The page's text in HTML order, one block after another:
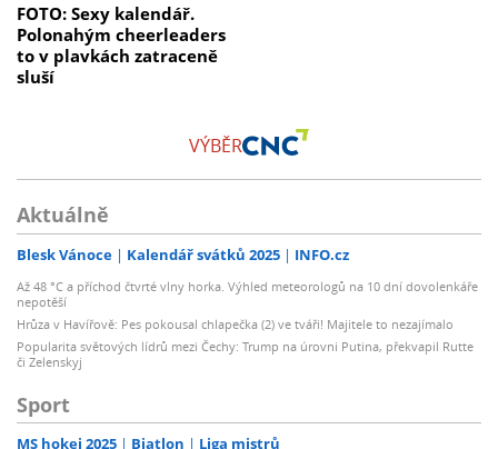
FOTO: Sexy kalendář.
Polonahým cheerleaders
to v plavkách zatraceně
sluší
VÝBĚR
Aktuálně
Blesk Vánoce Kalendář svátků 2025 INFO.cz
Až 48 °C a příchod čtvrté vlny horka. Výhled meteorologů na 10 dní dovolenkáře
nepotěší
Hrůza v Havířově: Pes pokousal chlapečka (2) ve tváři! Majitele to nezajímalo
Popularita světových lídrů mezi Čechy: Trump na úrovni Putina, překvapil Rutte
či Zelenskyj
Sport
MS hokej 2025 Biatlon Liga mistrů